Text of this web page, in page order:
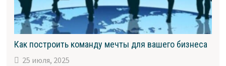
Как построить команду мечты для вашего бизнеса
25 июля, 2025